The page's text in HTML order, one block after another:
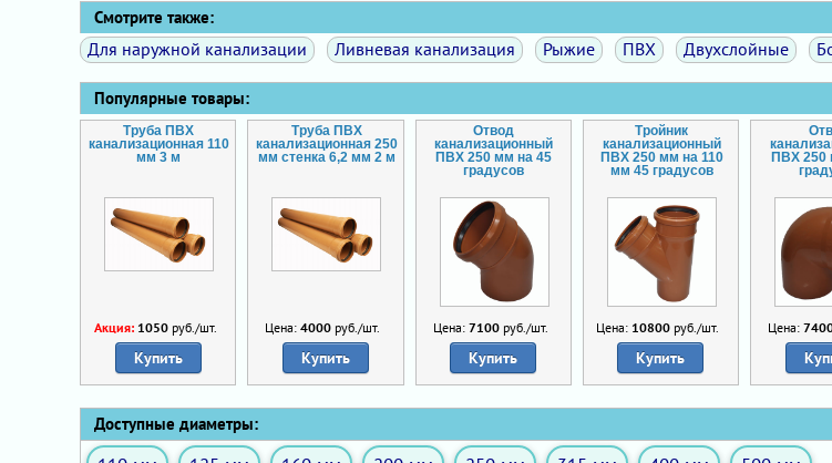
Смотрите также:
Для наружной канализации Ливневая канализация Рыжие ПВХ Двухслойные
Популярные товары:
Труба ПВХ
канализационная 110
мм 3 м
Акция: 1050руб./шт.
Купить
Труба ПВХ
канализационная 250
мм стенка 6,2 мм 2 м
Цена:4000 руб./шт.
Купить
Отвод
канализационный
ПВХ 250 мм на 45
градусов
Цена: 7100руб./шт.
Купить
Тройник
канализационный
ПВХ 250 мм на 110
мм 45 градусов
Цена: 10800 руб./шт.
Купить
ПВХ 250
Цена:
Доступные диаметры: